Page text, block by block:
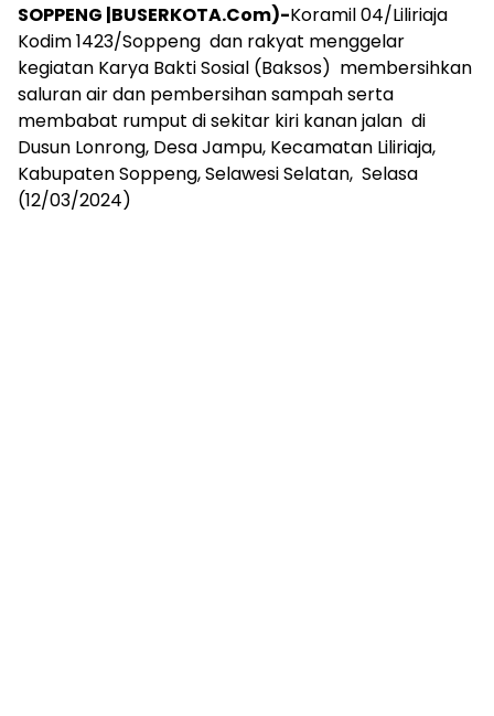
SOPPENG |BUSERKOTA.Com)-Koramil 04/Liliriaja
Kodim 1423/Soppeng dan rakyat menggelar
kegiatan Karya Bakti Sosial (Baksos) membersihkan
saluran air dan pembersihan sampah serta
membabat rumput di sekitar kiri kanan jalan di
Dusun Lonrong, Desa Jampu, Kecamatan Liliriaja,
Kabupaten Soppeng, Selawesi Selatan, Selasa
(12/03/2024)